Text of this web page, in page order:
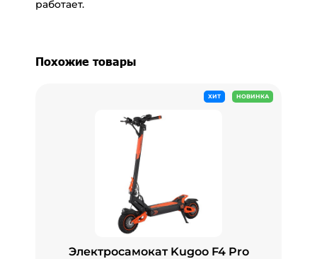
работает.
Похожие товары
ХИТ НОВИНКА
Электросамокат Kugoo F4 Pro